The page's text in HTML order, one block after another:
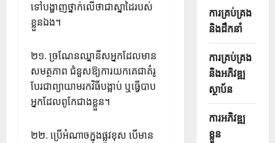
ទៅបង្ហាញថ្នាក់លើថាជាស្នាដៃរបស់
ខ្លួនឯង។
២១. ច្រណែនឈ្នានីសអ្នកដែលមាន
សមត្ថភាព ជំនួសឱ្យការយកគេជាគំរូ
បែរជាព្យាយាមរកវិធីបង្អាប់ ឬធ្វើបាប
អ្នកដែលពូកែជាងខ្លួន។
២២. ប្រើអំណាចក្នុងផ្លូវខុស បើមាន
ការគ្រប់គ្រង
និងដឹកនាំ
ការគ្រប់គ្រង
និងអភិវឌ្ឍ
ស្ថាប័ន
ការអភិវឌ្ឍ
ខ្លួន